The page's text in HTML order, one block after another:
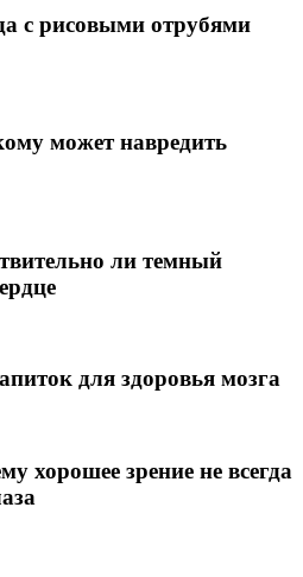
с рисовыми отрубями
может навредить
ли темный
для здоровья мозга
хорошее зрение не всегда